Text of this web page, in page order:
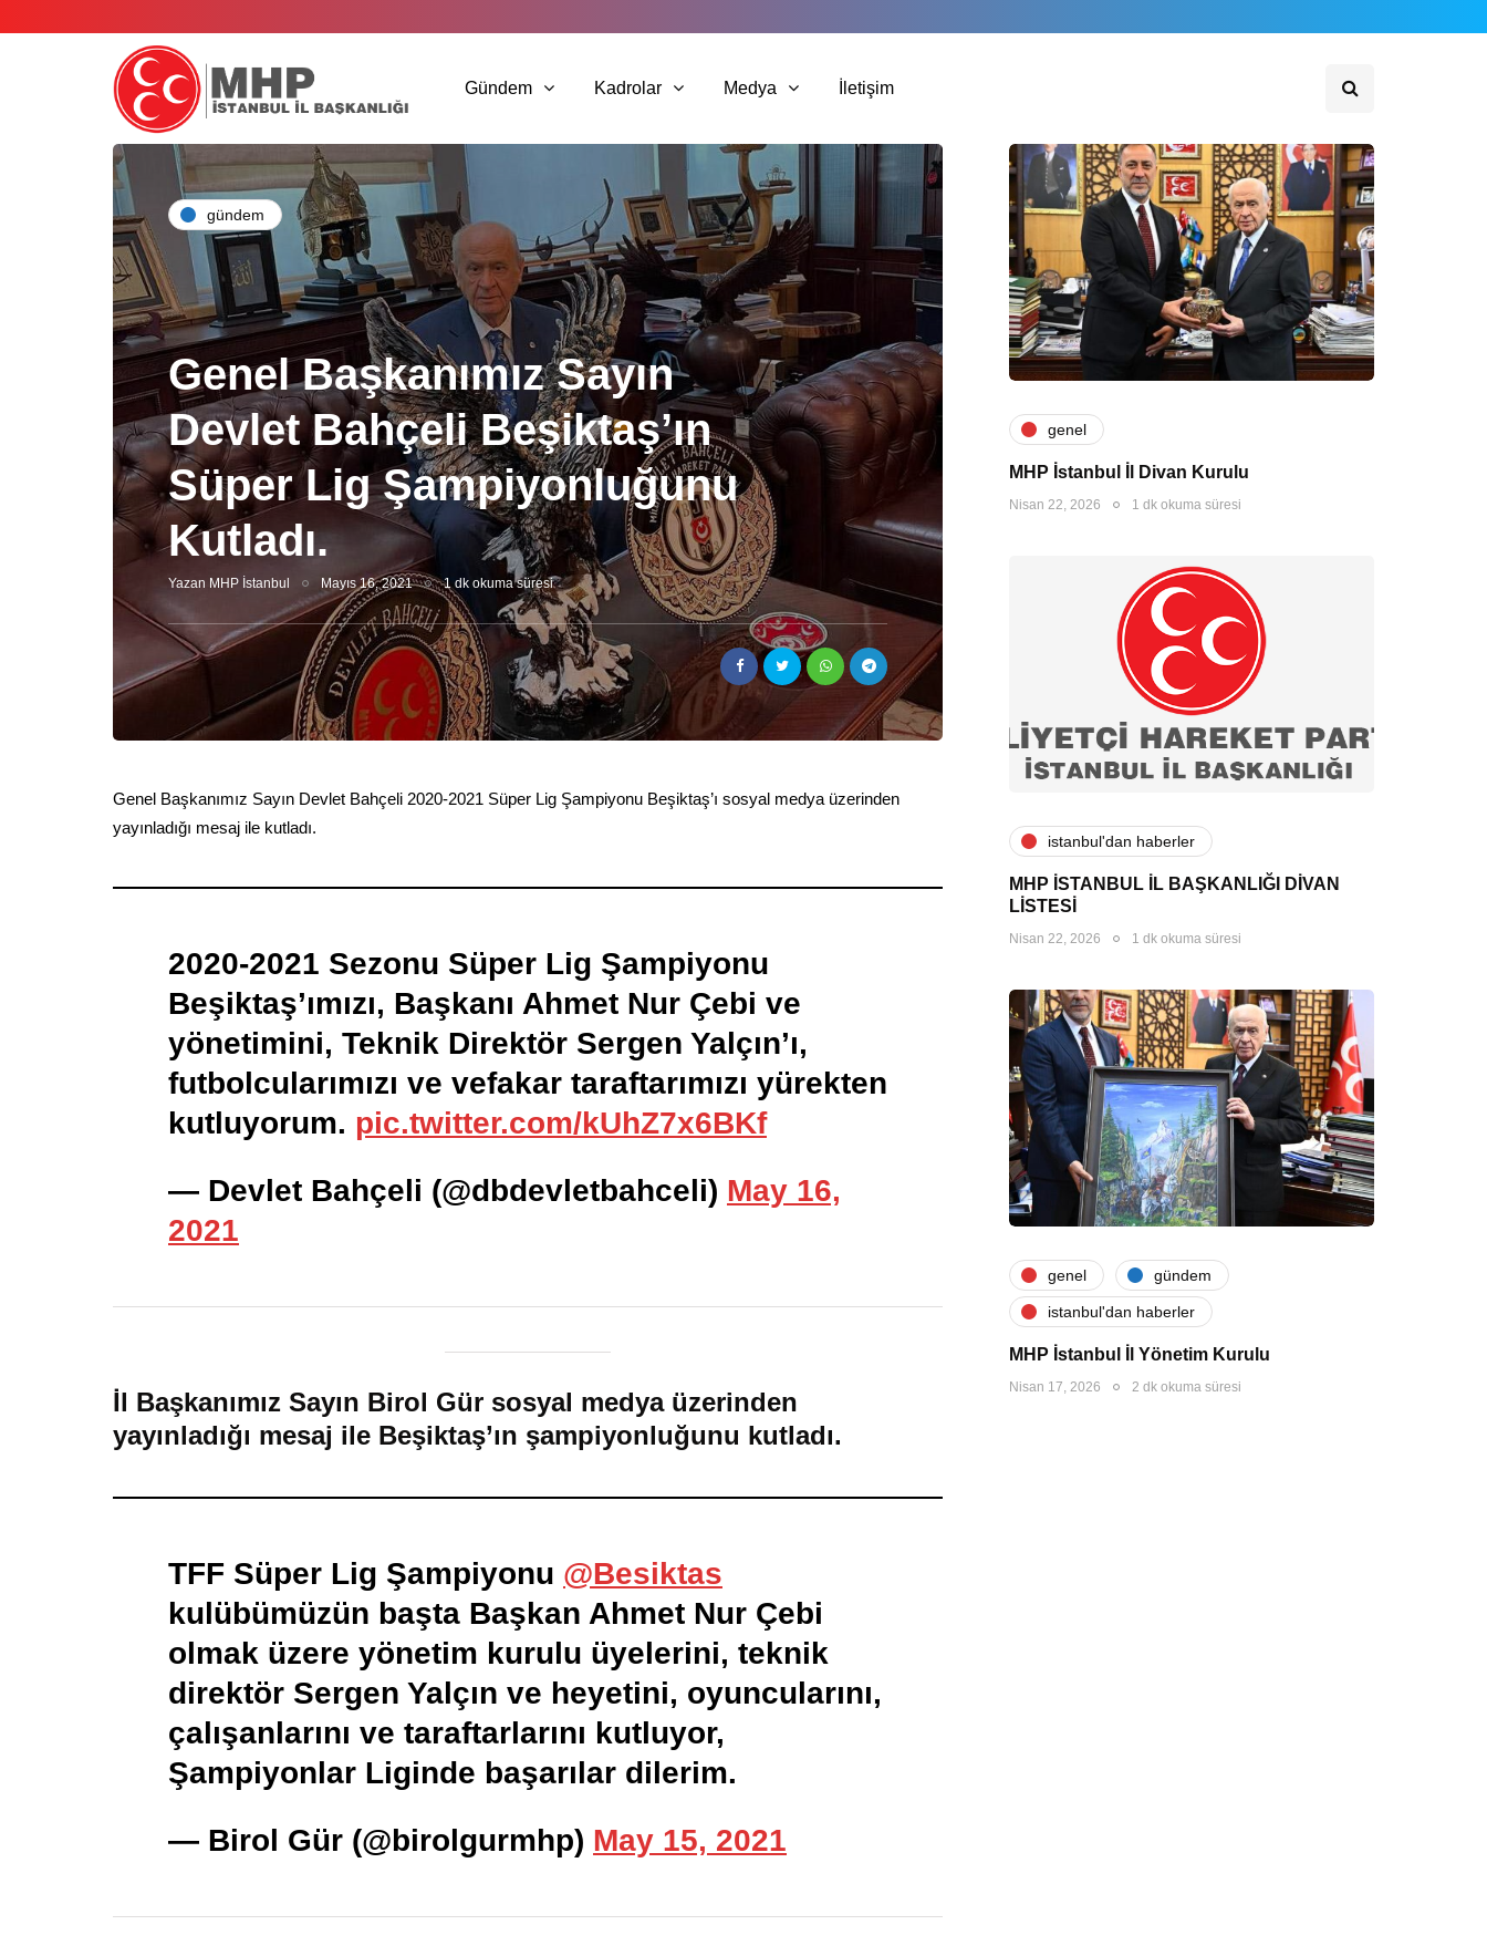
Gündem Kadrolar Medya İletişim
gündem
Genel Başkanımız Sayın
Devlet Bahçeli Beşiktaş’ın
Süper Lig Şampiyonluğunu
Kutladı.
Yazan MHP İstanbul Mayıs 16, 2021 1 dk okuma süresi
Genel Başkanımız Sayın Devlet Bahçeli 2020-2021 Süper Lig Şampiyonu Beşiktaş’ı sosyal medya üzerinden
yayınladığı mesaj ile kutladı.
2020-2021 Sezonu Süper Lig Şampiyonu
Beşiktaş’ımızı, Başkanı Ahmet Nur Çebi ve
yönetimini, Teknik Direktör Sergen Yalçın’ı,
futbolcularımızı ve vefakar taraftarımızı yürekten
kutluyorum. pic.twitter.com/kUhZ7x6BKf
— Devlet Bahçeli (@dbdevletbahceli) May 16,
2021
İl Başkanımız Sayın Birol Gür sosyal medya üzerinden
yayınladığı mesaj ile Beşiktaş’ın şampiyonluğunu kutladı.
TFF Süper Lig Şampiyonu @Besiktas
kulübümüzün başta Başkan Ahmet Nur Çebi
olmak üzere yönetim kurulu üyelerini, teknik
direktör Sergen Yalçın ve heyetini, oyuncularını,
çalışanlarını ve taraftarlarını kutluyor,
Şampiyonlar Liginde başarılar dilerim.
— Birol Gür (@birolgurmhp) May 15, 2021
genel
MHP İstanbul İl Divan Kurulu
Nisan 22, 2026 1 dk okuma süresi
i̇stanbul'dan haberler
MHP İSTANBUL İL BAŞKANLIĞI DİVAN
LİSTESİ
Nisan 22, 2026 1 dk okuma süresi
genel gündem
i̇stanbul'dan haberler
MHP İstanbul İl Yönetim Kurulu
Nisan 17, 2026 2 dk okuma süresi